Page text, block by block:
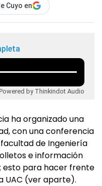
Cuyo en
by Thinkindot Audio
ha organizado una
con una conferencia
facultad de Ingeniería
e información
esto para hacer frente
UAC (ver aparte).